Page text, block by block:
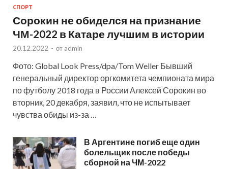
СПОРТ
Сорокин не обиделся на признание
ЧМ-2022 в Катаре лучшим в истории
20.12.2022 - от admin
Фото: Global Look Press/dpa/Tom Weller Бывший
генеральный директор оргкомитета чемпионата мира
по футболу 2018 года в России Алексей Сорокин во
вторник, 20 декабря, заявил, что не испытывает
чувства обиды из-за …
В Аргентине погиб еще один
болельщик после победы
сборной на ЧМ-2022